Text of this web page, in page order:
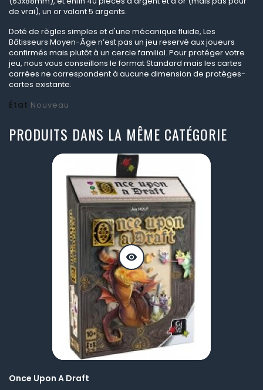
de vrai), un or valant 5 argents.
Doté de règles simples et d'une mécanique fluide, Les
Bâtisseurs Moyen-Âge n’est pas un jeu reservé aux joueurs
confirmés mais plutôt à un cercle familial. Pour protéger votre
jeu, nous vous conseillons le format Standard mais les cartes
carrées ne correspondent à aucune dimension de protèges-
cartes existante.
État Nouveau
PRODUITS DANS LA MÊME CATÉGORIE
visibility
Once Upon A Draft